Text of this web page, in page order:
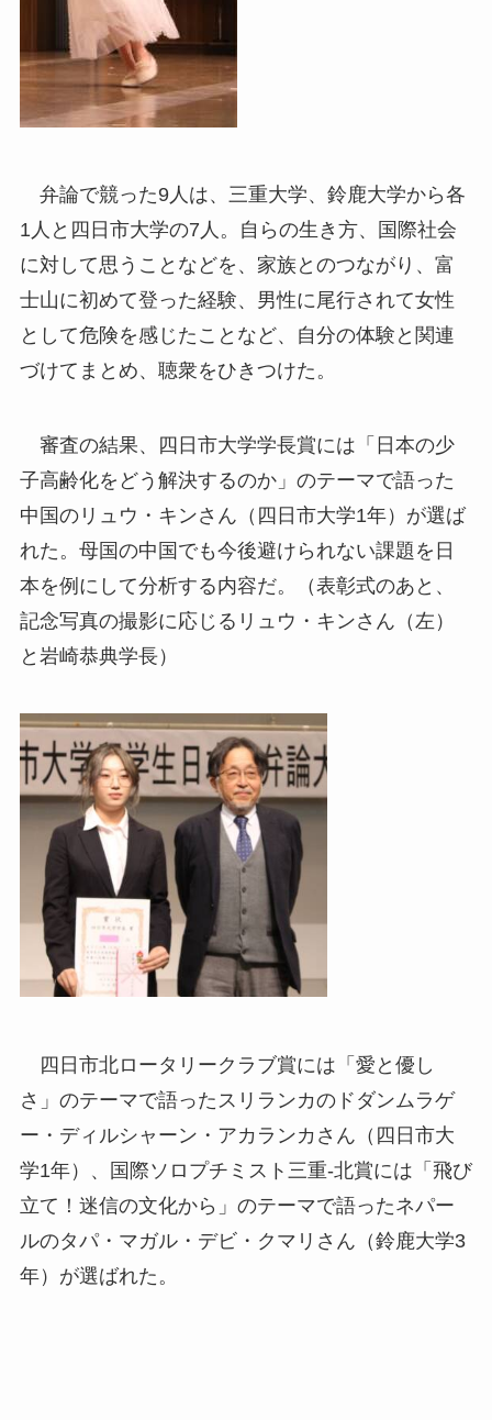
弁論で競った9人は、三重大学、鈴鹿大学から各
1人と四日市大学の7人。自らの生き方、国際社会
に対して思うことなどを、家族とのつながり、富
士山に初めて登った経験、男性に尾行されて女性
として危険を感じたことなど、自分の体験と関連
づけてまとめ、聴衆をひきつけた。
審査の結果、四日市大学学長賞には「日本の少
子高齢化をどう解決するのか」のテーマで語った
中国のリュウ・キンさん（四日市大学1年）が選ば
れた。母国の中国でも今後避けられない課題を日
本を例にして分析する内容だ。（表彰式のあと、
記念写真の撮影に応じるリュウ・キンさん（左）
と岩崎恭典学長）
四日市北ロータリークラブ賞には「愛と優し
さ」のテーマで語ったスリランカのドダンムラゲ
ー・ディルシャーン・アカランカさん（四日市大
学1年）、国際ソロプチミスト三重-北賞には「飛び
立て！迷信の文化から」のテーマで語ったネパー
ルのタパ・マガル・デビ・クマリさん（鈴鹿大学3
年）が選ばれた。